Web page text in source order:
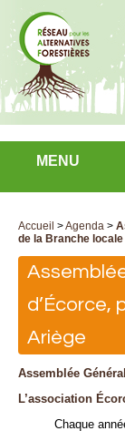
MENU
Accueil >Agenda >
de la Branche
d’Écorce,
Ariège
Assemblée
L’association
Chaque